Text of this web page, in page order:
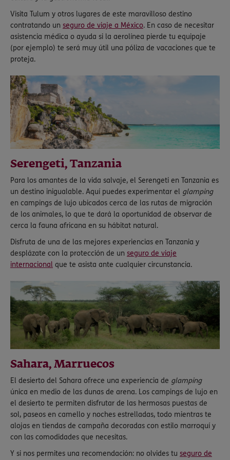
Visita Tulum y otros lugares de este maravilloso destino
contratando un seguro de viaje a México. En caso de necesitar
asistencia médica o ayuda si la aerolínea pierde tu equipaje
(por ejemplo) te será muy útil una póliza de vacaciones que te
proteja.
Serengeti, Tanzania
Para los amantes de la vida salvaje, el Serengeti en Tanzania es
un destino inigualable. Aquí puedes experimentar el glamping
en campings de lujo ubicados cerca de las rutas de migración
de los animales, lo que te dará la oportunidad de observar de
cerca la fauna africana en su hábitat natural.
Disfruta de una de las mejores experiencias en Tanzania y
desplázate con la protección de un seguro de viaje
internacional que te asista ante cualquier circunstancia.
Sahara, Marruecos
El desierto del Sahara ofrece una experiencia de glamping
única en medio de las dunas de arena. Los campings de lujo en
el desierto te permiten disfrutar de las hermosas puestas de
sol, paseos en camello y noches estrelladas, todo mientras te
alojas en tiendas de campaña decoradas con estilo marroquí y
con las comodidades que necesitas.
Y si nos permites una recomendación: no olvides tu seguro de